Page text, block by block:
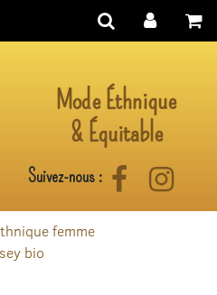
Mode Éthnique
& Équitable
Suivez-nous : Facebook
femme
bio